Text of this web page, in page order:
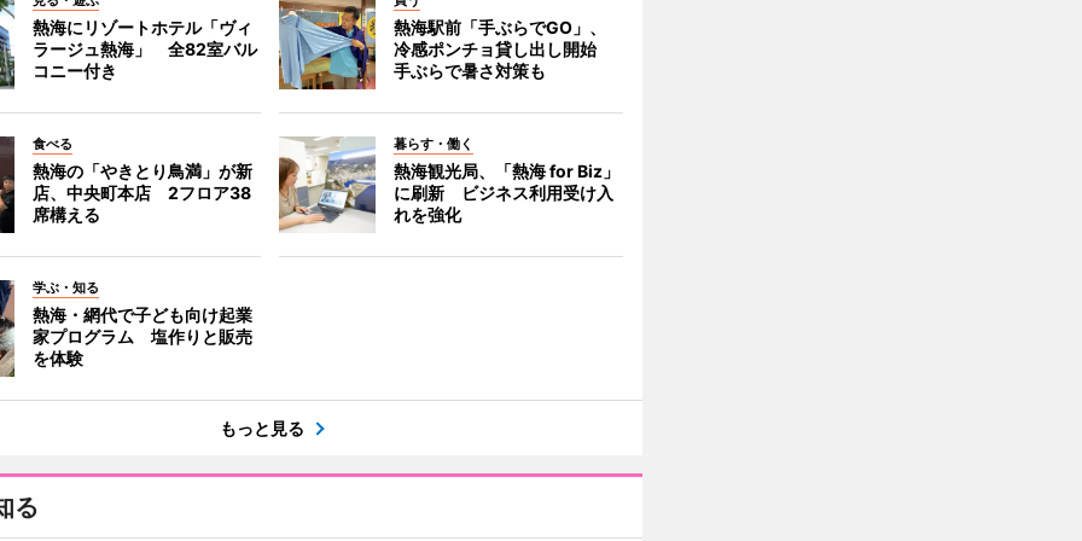
熱海にリゾートホテル「ヴィ
ラージュ熱海」 全82室バル
コニー付き
熱海駅前「手ぶらでGO」、
冷感ポンチョ貸し出し開始
手ぶらで暑さ対策も
食べる
熱海の「やきとり鳥満」が新
店、中央町本店 2フロア38
席構える
暮らす・働く
熱海観光局、「熱海 for Biz」
に刷新 ビジネス利用受け入
れを強化
学ぶ・知る
熱海・網代で子ども向け起業
家プログラム 塩作りと販売
を体験
もっと見る
る